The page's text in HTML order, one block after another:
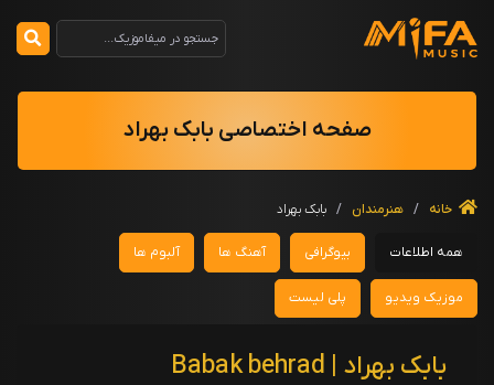
صفحه اختصاصی بابک بهراد
خانه / هنرمندان / بابک بهراد
همه اطلاعات بیوگرافی آهنگ ها آلبوم ها
موزیک ویدیو پلی لیست
بابک بهراد | Babak behrad